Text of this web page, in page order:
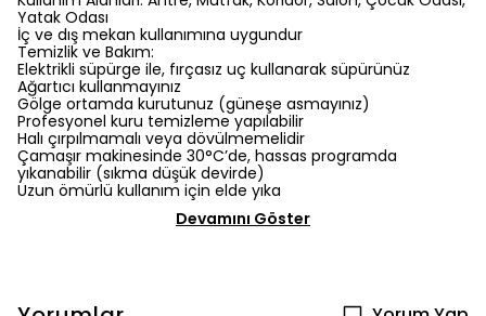
Yatak Odası
İç ve dış mekan kullanımına uygundur
Temizlik ve Bakım:
Elektrikli süpürge ile, fırçasız uç kullanarak süpürünüz
Ağartıcı kullanmayınız
Gölge ortamda kurutunuz (güneşe asmayınız)
Profesyonel kuru temizleme yapılabilir
Halı çırpılmamalı veya dövülmemelidir
Çamaşır makinesinde 30°C’de, hassas programda
yıkanabilir (sıkma düşük devirde)
Uzun ömürlü kullanım için elde yıka
Devamını Göster